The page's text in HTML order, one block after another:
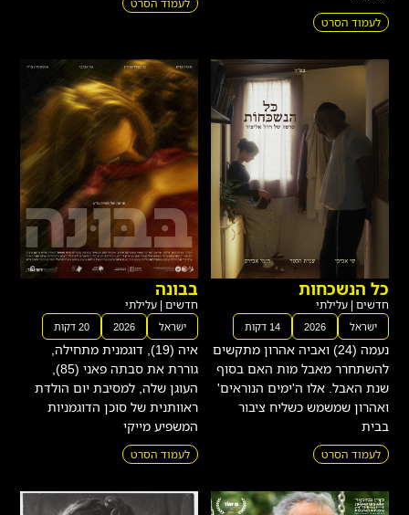
לעמוד הסרט
לעמוד הסרט
כל הנשכחות
חדשים |עלילתי
ישראל 2026 14 דקות
נעמה (24) ואביה אהרון מתקשים
להשתחרר מאבל מות האם בסוף
שנת האבל. אלו ה'ימים הנוראים'
ואהרון שמשמש כשליח ציבור
בבית
לעמוד הסרט
בבונה
חדשים | עלילתי
ישראל 2026 20 דקות
איה (19), דוגמנית מתחילה,
גוררת את סבתה פאני (85),
העוגן שלה, למסיבת יום הולדת
ראוותנית של סוכן הדוגמניות
המשפיע מייקי
לעמוד הסרט